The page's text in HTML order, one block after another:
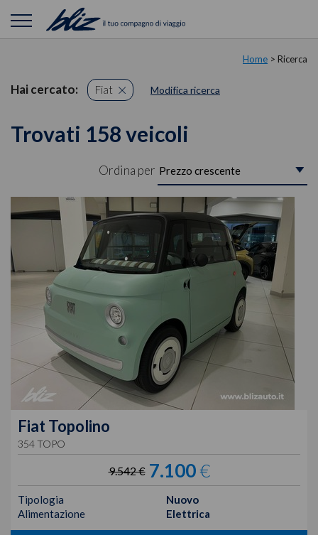
Home > Ricerca
Hai cercato: Fiat Modifica ricerca
Trovati 158 veicoli
Ordina per
Fiat Topolino
354 TOPO
9.542 € 7.100€
Tipologia
Nuovo
Alimentazione
Elettrica